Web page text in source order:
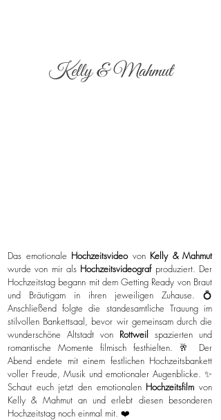
Kelly & Mahmut
Das emotionale Hochzeitsvideovon Kelly & Mahmut
wurde von mir als Hochzeitsvideograf produziert. Der
Hochzeitstag begann mit dem Getting Ready von Braut
und Bräutigam in ihren jeweiligen Zuhause. 💍
Anschließend folgte die standesamtliche Trauung im
stilvollen Bankettsaal, bevor wir gemeinsam durch die
wunderschöne Altstadt von Rottweil spazierten und
romantische Momente filmisch festhielten. 🥂 Der
Abend endete mit einem festlichen Hochzeitsbankett
voller Freude, Musik und emotionaler Augenblicke. ✨
Schaut euch jetzt den emotionalen Hochzeitsfilmvon
Kelly & Mahmut an und erlebt diesen besonderen
Hochzeitstag noch einmal mit. ❤️